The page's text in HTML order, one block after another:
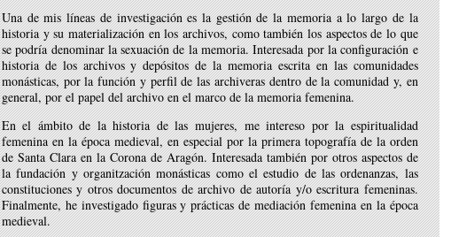
Una de mis líneas de investigación es la gestión de la memoria a lo largo de la
historia y su materialización en los archivos, como también los aspectos de lo que
se podría denominar la sexuación de la memoria. Interesada por la configuración e
historia de los archivos y depósitos de la memoria escrita en las comunidades
monásticas, por la función y perfil de las archiveras dentro de la comunidad y, en
general, por el papel del archivo en el marco de la memoria femenina.
En el ámbito de la historia de las mujeres, me intereso por la espiritualidad
femenina en la época medieval, en especial por la primera topografía de la orden
de Santa Clara en la Corona de Aragón. Interesada también por otros aspectos de
la fundación y organitzación monásticas como el estudio de las ordenanzas, las
constituciones y otros documentos de archivo de autoría y/o escritura femeninas.
Finalmente, he investigado figuras y prácticas de mediación femenina en la época
medieval.